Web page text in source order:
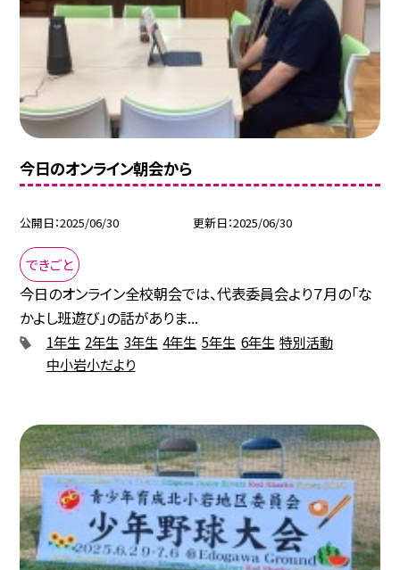
今日のオンライン朝会から
公開日 2025/06/30 更新日 2025/06/30
できごと
今日のオンライン全校朝会では、代表委員会より７月の「な
かよし班遊び」の話がありま...
1年生 2年生 3年生 4年生 5年生 6年生 特別活動
中小岩小だより